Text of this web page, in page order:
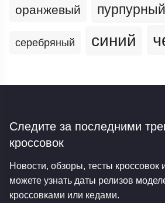
оранжевый пурпурный
серебряный синий
Следите за последними
кроссовок
Новости, обзоры, тесты кроссовок
можете узнать даты релизов
кроссовками или кедами.